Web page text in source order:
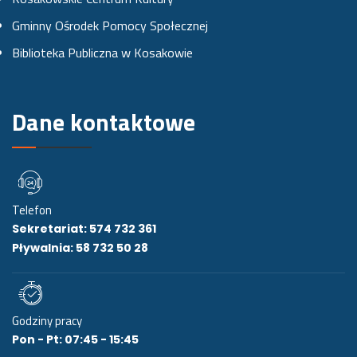
u
m
i
Gminny Ośrodek Pomocy Społecznej
Biblioteka Publiczna w Kosakowie
Dane kontaktowe
Telefon
Sekretariat: 574 732 361
Pływalnia: 58 732 50 28
Godziny pracy
Pon - Pt: 07:45 - 15:45